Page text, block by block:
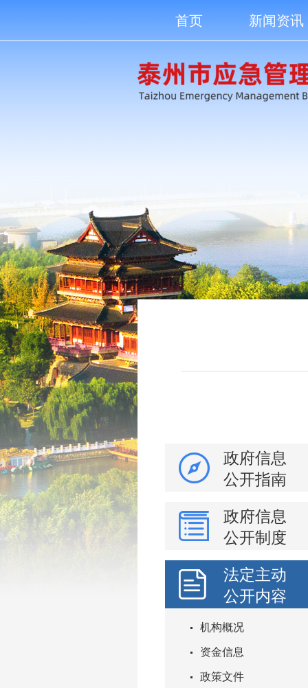
首页 新闻资讯
政府信息
公开指南
政府信息
公开制度
法定主动
公开内容
机构概况
资金信息
政策文件